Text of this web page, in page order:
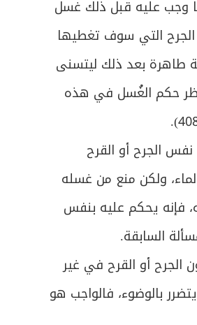
وجب عليه قبل ذلك غسل
التي سوف تغطيها
طاهرة بعد ذلك ليتسنى
حكم الغُسل في هذه
نفس الجرح أو القرح
ولكن منع من غسله
فإنه يحكم عليه بنفس
السابقة.
الجرح أو القرح في غير
بالوضوء، فالواجب هو
الفطرة
في ما يجب فيه الخمس
ـ في خمس الغنائم ونحوها
ـ في فاضل المؤنة